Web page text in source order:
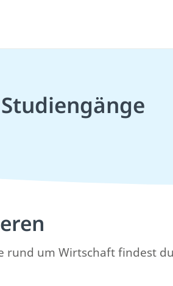
rund um Wirtschaft findest